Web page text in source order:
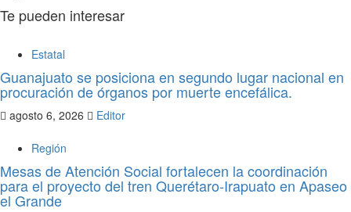
Te pueden interesar
Estatal
Guanajuato se posiciona en segundo lugar nacional en
procuración de órganos por muerte encefálica.
agosto 6, 2026 Editor
Región
Mesas de Atención Social fortalecen la coordinación
para el proyecto del tren Querétaro-Irapuato en Apaseo
el Grande